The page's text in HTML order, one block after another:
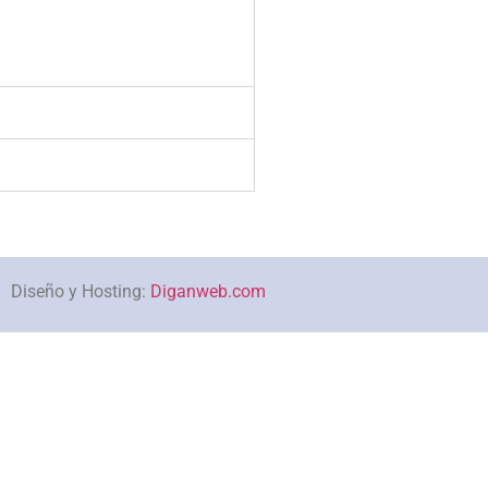
Diseño y Hosting: Diganweb.com